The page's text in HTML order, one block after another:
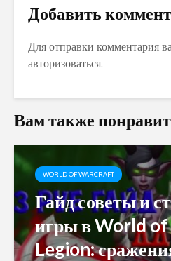
Добавить
Для отправки комментария
авторизоваться.
Вам также
WORLD OF WARCRAFT
Гайд советы и
игры в World
Legion: